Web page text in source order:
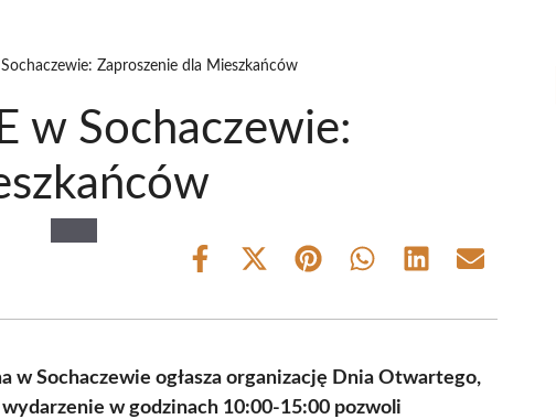
Zaproszenie dla Mieszkańców
w Sochaczewie:
Share
Share
(Twitter)
Share Share Share Share
w Sochaczewie ogłasza organizację Dnia Otwartego,
w godzinach 10:00-15:00 pozwoli